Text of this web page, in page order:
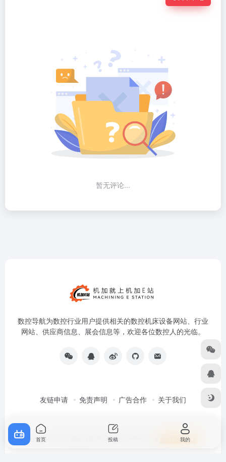
发表评论
数控导航为数控行业用户提供相关的数控机床设备网站、行业
Copyright © 2026
首页 投稿 我的